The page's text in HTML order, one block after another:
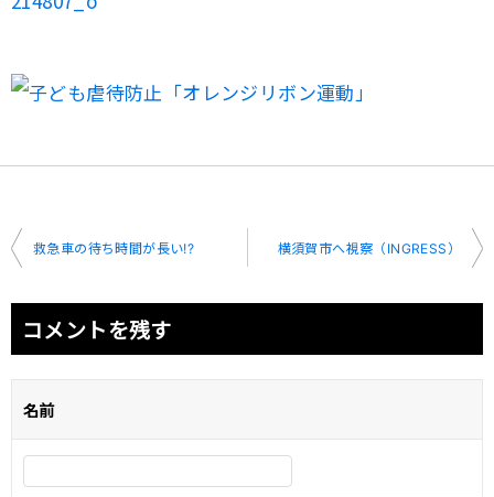
投
ビ
ー
シ
ョ
救急車の待ち時間が長い!? 横須賀市へ視察（INGRESS）
コメントを残す
名前